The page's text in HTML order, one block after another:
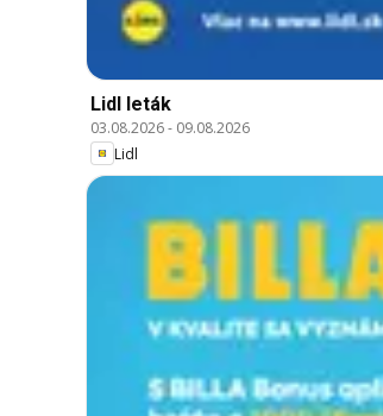
Lidl leták
03.08.2026- 09.08.2026
Lidl